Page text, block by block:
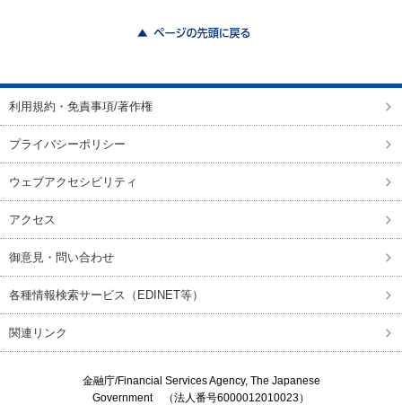
利用規約・免責事項/著作権
プライバシーポリシー
ウェブアクセシビリティ
アクセス
御意見・問い合わせ
各種情報検索サービス（EDINET等）
関連リンク
金融庁/Financial Services Agency, The Japanese
Government（法人番号6000012010023）